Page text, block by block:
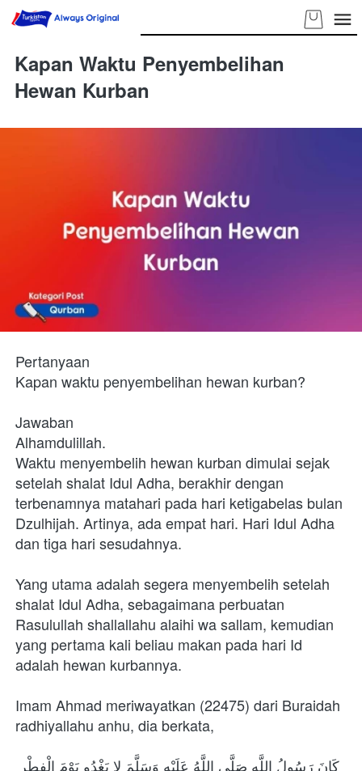
Kapan Waktu Penyembelihan
Hewan Kurban
Pertanyaan
Kapan waktu penyembelihan hewan kurban?
Jawaban
Alhamdulillah.
Waktu menyembelih hewan kurban dimulai sejak
setelah shalat Idul Adha, berakhir dengan
terbenamnya matahari pada hari ketigabelas bulan
Dzulhijah. Artinya, ada empat hari. Hari Idul Adha
dan tiga hari sesudahnya.
Yang utama adalah segera menyembelih setelah
shalat Idul Adha, sebagaimana perbuatan
Rasulullah shallallahu alaihi wa sallam­­­­­­­, kemudian
yang pertama kali beliau makan pada hari Id
adalah hewan kurbannya.
Imam Ahmad meriwayatkan (22475) dari Buraidah
radhiyallahu anhu, dia berkata,